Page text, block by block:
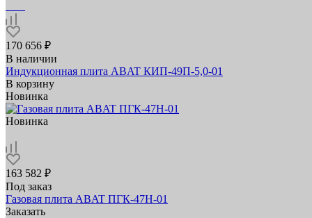
170 656 ₽
В наличии
Индукционная плита ABAT КИП‑49П‑5,0‑01
В корзину
Новинка
Новинка
163 582 ₽
Под заказ
Газовая плита ABAT ПГК-47Н-01
Заказать